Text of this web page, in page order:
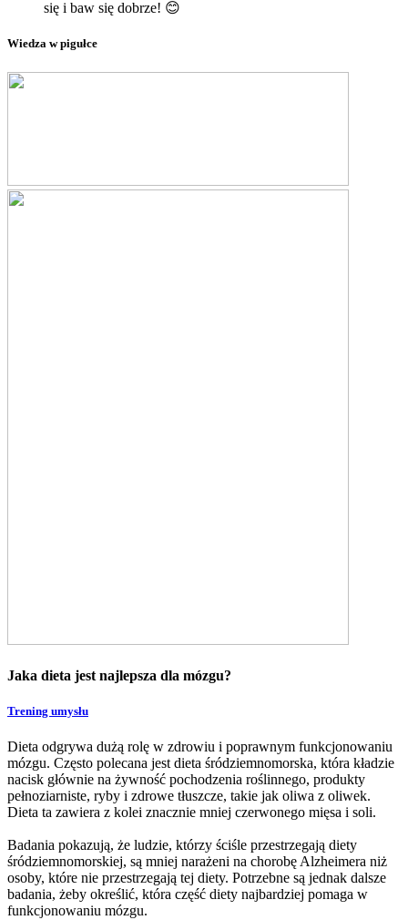
się i baw się dobrze! 😊
Wiedza w pigułce
Jaka dieta jest najlepsza dla mózgu?
Trening umysłu
Dieta odgrywa dużą rolę w zdrowiu i poprawnym funkcjonowaniu
mózgu. Często polecana jest dieta śródziemnomorska, która kładzie
nacisk głównie na żywność pochodzenia roślinnego, produkty
pełnoziarniste, ryby i zdrowe tłuszcze, takie jak oliwa z oliwek.
Dieta ta zawiera z kolei znacznie mniej czerwonego mięsa i soli.
Badania pokazują, że ludzie, którzy ściśle przestrzegają diety
śródziemnomorskiej, są mniej narażeni na chorobę Alzheimera niż
osoby, które nie przestrzegają tej diety. Potrzebne są jednak dalsze
badania, żeby określić, która część diety najbardziej pomaga w
funkcjonowaniu mózgu.